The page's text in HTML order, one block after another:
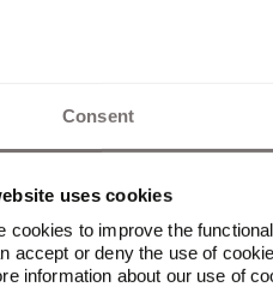
Consent
uses cookies
cookies to improve the
accept or deny the use of
information about our use of
den nächsten